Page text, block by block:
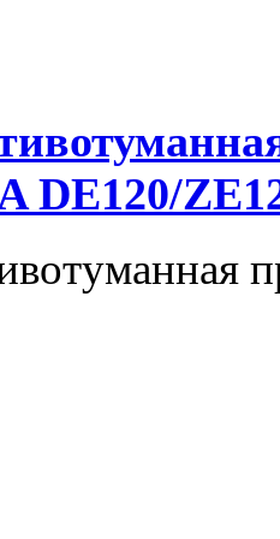
DE120/